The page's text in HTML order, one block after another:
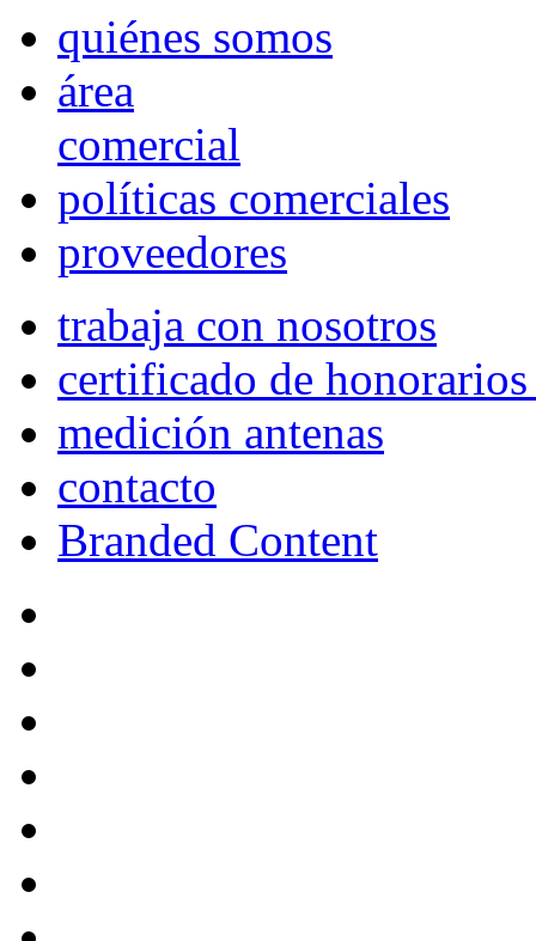
quiénes somos
área
comercial
políticas comerciales
proveedores
trabaja con nosotros
certificado de
medición antenas
contacto
Branded Content